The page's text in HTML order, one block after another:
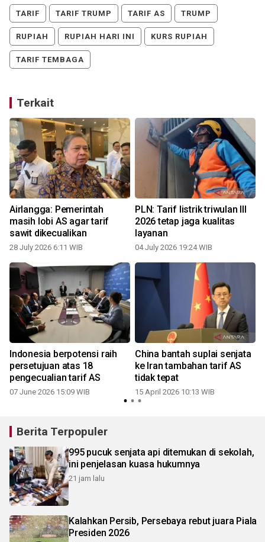
TARIF TARIF TRUMP TARIF AS TRUMP
RUPIAH RUPIAH HARI INI KURS RUPIAH
TARIF TEMBAGA
Terkait
Airlangga: Pemerintah
masih lobi AS agar tarif
sawit dikecualikan
28 July 2026 6:11 WIB
PLN: Tarif listrik triwulan III
2026 tetap jaga kualitas
layanan
04 July 2026 19:24 WIB
Indonesia berpotensi raih
persetujuan atas 18
pengecualian tarif AS
07 June 2026 15:09 WIB
China bantah suplai senjata
ke Iran tambahan tarif AS
tidak tepat
15 April 2026 10:13 WIB
Berita Terpopuler
995 pucuk senjata api ditemukan di sekolah,
ini penjelasan kuasa hukumnya
21 jam lalu
Kalahkan Persib, Persebaya rebut juara Piala
Presiden 2026